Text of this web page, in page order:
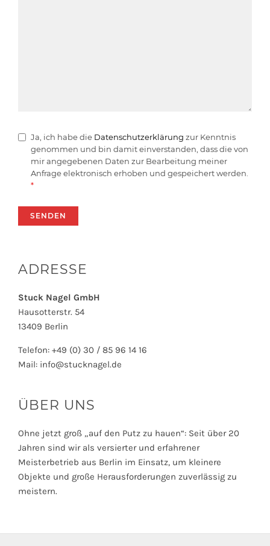
Ja, ich habe die Datenschutzerklärung zur Kenntnis
genommen und bin damit einverstanden, dass die von
mir angegebenen Daten zur Bearbeitung meiner
Anfrage elektronisch erhoben und gespeichert werden.
*
ADRESSE
Stuck Nagel GmbH
Hausotterstr. 54
13409 Berlin
Telefon: +49 (0) 30 / 85 96 14 16
Mail: info@stucknagel.de
ÜBER UNS
Ohne jetzt groß „auf den Putz zu hauen“: Seit über 20
Jahren sind wir als versierter und erfahrener
Meisterbetrieb aus Berlin im Einsatz, um kleinere
Objekte und große Herausforderungen zuverlässig zu
meistern.